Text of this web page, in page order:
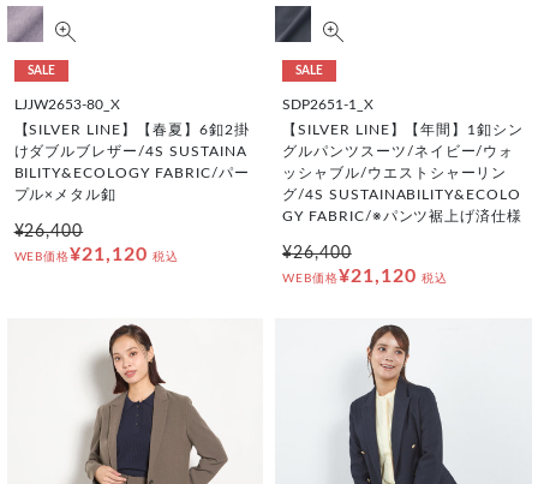
SALE
LJJW2653-80_X
【SILVER LINE】【春夏】6釦2掛
けダブルブレザー/4S SUSTAINA
BILITY&ECOLOGY FABRIC/パー
プル×メタル釦
¥26,400
WEB価格¥21,120 税込
SALE
SDP2651-1_X
【SILVER LINE】【年間】1釦シン
グルパンツスーツ/ネイビー/ウォ
ッシャブル/ウエストシャーリン
グ/4S SUSTAINABILITY&ECOLO
GY FABRIC/※パンツ裾上げ済仕様
¥26,400
WEB価格¥21,120 税込